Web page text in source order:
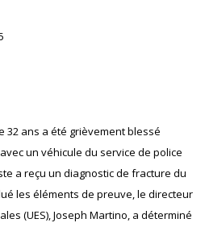
32 ans a été grièvement blessé
un véhicule du service de police
a reçu un diagnostic de fracture du
les éléments de preuve, le directeur
(UES), Joseph Martino, a déterminé